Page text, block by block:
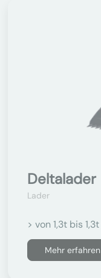
Deltalader
Lader
> von 1,3t bis 1,3t
Mehr erfahren